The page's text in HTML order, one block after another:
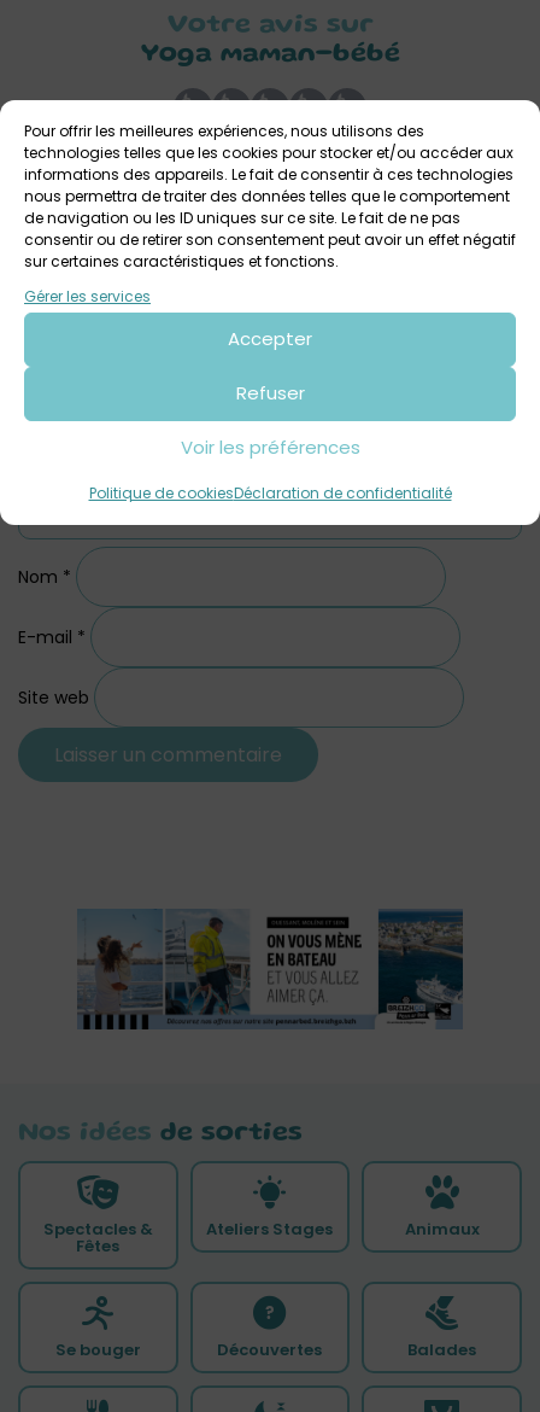
Pour offrir les meilleures expériences, nous utilisons des
technologies telles que les cookies pour stocker et/ou accéder aux
informations des appareils. Le fait de consentir à ces technologies
nous permettra de traiter des données telles que le comportement
de navigation ou les ID uniques sur ce site. Le fait de ne pas
consentir ou de retirer son consentement peut avoir un effet négatif
sur certaines caractéristiques et fonctions.
Gérer les services
Accepter
Refuser
Voir les préférences
Politique de cookiesDéclaration de confidentialité
Votre avis sur
Yoga maman-bébé
Laisser un commentaire
Commentaire*
Nom *
E-mail *
Site web
Nos idées de sorties
Spectacles &
Fêtes
Ateliers Stages Animaux
Se bouger Découvertes Balades